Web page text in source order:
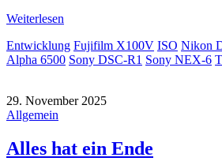
Weiterlesen
Entwicklung Fujifilm X100V ISO Nikon
Alpha 6500 Sony DSC-R1 Sony NEX-6
29. November 2025
Allgemein
Alles hat ein Ende